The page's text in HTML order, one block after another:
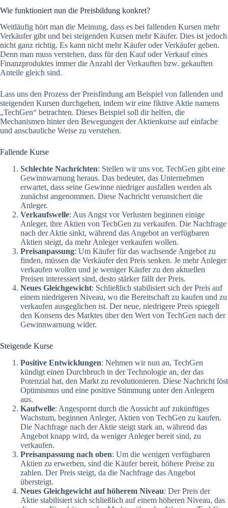
Wie funktioniert nun die Preisbildung konkret?
Weitläufig hört man die Meinung, dass es bei fallenden Kursen mehr
Verkäufer gibt und bei steigenden Kursen mehr Käufer. Dies ist jedoch
nicht ganz richtig. Es kann nicht mehr Käufer oder Verkäufer geben.
Denn man muss verstehen, dass für den Kauf oder Verkauf eines
Finanzproduktes immer die Anzahl der Verkauften bzw. gekauften
Anteile gleich sind.
Lass uns den Prozess der Preisfindung am Beispiel von fallenden und
steigenden Kursen durchgehen, indem wir eine fiktive Aktie namens
„TechGen“ betrachten. Dieses Beispiel soll dir helfen, die
Mechanismen hinter den Bewegungen der Aktienkurse auf einfache
und anschauliche Weise zu verstehen.
Fallende Kurse
Schlechte Nachrichten: Stellen wir uns vor, TechGen gibt eine
Gewinnwarnung heraus. Das bedeutet, das Unternehmen
erwartet, dass seine Gewinne niedriger ausfallen werden als
zunächst angenommen. Diese Nachricht verunsichert die
Anleger.
Verkaufswelle: Aus Angst vor Verlusten beginnen einige
Anleger, ihre Aktien von TechGen zu verkaufen. Die Nachfrage
nach der Aktie sinkt, während das Angebot an verfügbaren
Aktien steigt, da mehr Anleger verkaufen wollen.
Preisanpassung: Um Käufer für das wachsende Angebot zu
finden, müssen die Verkäufer den Preis senken. Je mehr Anleger
verkaufen wollen und je weniger Käufer zu den aktuellen
Preisen interessiert sind, desto stärker fällt der Preis.
Neues Gleichgewicht: Schließlich stabilisiert sich der Preis auf
einem niedrigeren Niveau, wo die Bereitschaft zu kaufen und zu
verkaufen ausgeglichen ist. Der neue, niedrigere Preis spiegelt
den Konsens des Marktes über den Wert von TechGen nach der
Gewinnwarnung wider.
Steigende Kurse
Positive Entwicklungen: Nehmen wir nun an, TechGen
kündigt einen Durchbruch in der Technologie an, der das
Potenzial hat, den Markt zu revolutionieren. Diese Nachricht löst
Optimismus und eine positive Stimmung unter den Anlegern
aus.
Kaufwelle: Angespornt durch die Aussicht auf zukünftiges
Wachstum, beginnen Anleger, Aktien von TechGen zu kaufen.
Die Nachfrage nach der Aktie steigt stark an, während das
Angebot knapp wird, da weniger Anleger bereit sind, zu
verkaufen.
Preisanpassung nach oben: Um die wenigen verfügbaren
Aktien zu erwerben, sind die Käufer bereit, höhere Preise zu
zahlen. Der Preis steigt, da die Nachfrage das Angebot
übersteigt.
Neues Gleichgewicht auf höherem Niveau: Der Preis der
Aktie stabilisiert sich schließlich auf einem höheren Niveau, das